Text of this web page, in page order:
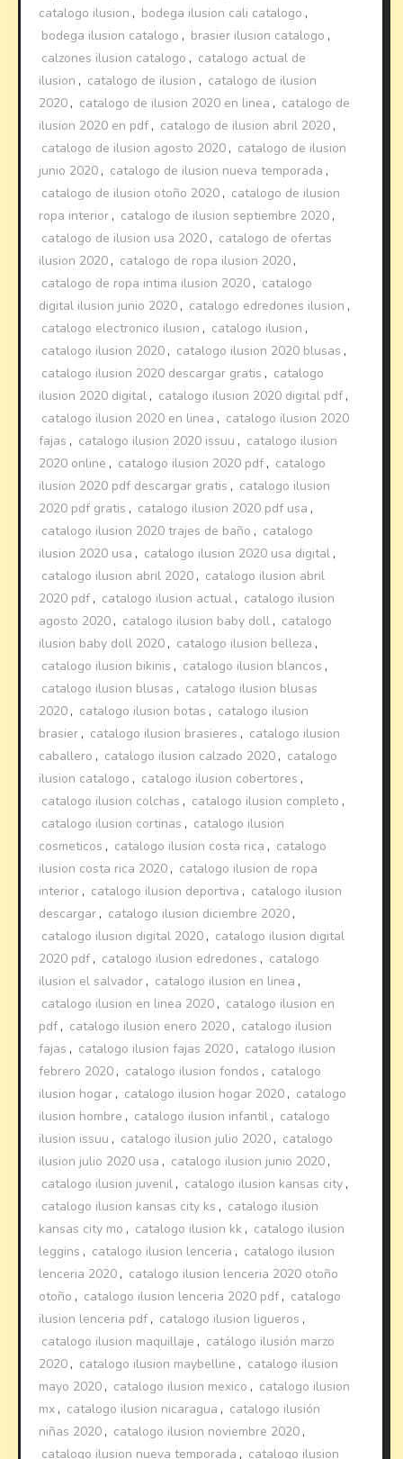
catalogo ilusion , bodega ilusion cali catalogo ,
bodega ilusion catalogo , brasier ilusion catalogo ,
calzones ilusion catalogo , catalogo actual de
ilusion , catalogo de ilusion , catalogo de ilusion
2020 , catalogo de ilusion 2020 en linea , catalogo de
ilusion 2020 en pdf , catalogo de ilusion abril 2020 ,
catalogo de ilusion agosto 2020 , catalogo de ilusion
junio 2020 , catalogo de ilusion nueva temporada ,
catalogo de ilusion otoño 2020 , catalogo de ilusion
ropa interior , catalogo de ilusion septiembre 2020 ,
catalogo de ilusion usa 2020 , catalogo de ofertas
ilusion 2020 , catalogo de ropa ilusion 2020 ,
catalogo de ropa intima ilusion 2020 , catalogo
digital ilusion junio 2020 , catalogo edredones ilusion ,
catalogo electronico ilusion , catalogo ilusion ,
catalogo ilusion 2020 , catalogo ilusion 2020 blusas ,
catalogo ilusion 2020 descargar gratis , catalogo
ilusion 2020 digital , catalogo ilusion 2020 digital pdf ,
catalogo ilusion 2020 en linea , catalogo ilusion 2020
fajas , catalogo ilusion 2020 issuu , catalogo ilusion
2020 online , catalogo ilusion 2020 pdf , catalogo
ilusion 2020 pdf descargar gratis , catalogo ilusion
2020 pdf gratis , catalogo ilusion 2020 pdf usa ,
catalogo ilusion 2020 trajes de baño , catalogo
ilusion 2020 usa , catalogo ilusion 2020 usa digital ,
catalogo ilusion abril 2020 , catalogo ilusion abril
2020 pdf , catalogo ilusion actual , catalogo ilusion
agosto 2020 , catalogo ilusion baby doll , catalogo
ilusion baby doll 2020 , catalogo ilusion belleza ,
catalogo ilusion bikinis , catalogo ilusion blancos ,
catalogo ilusion blusas , catalogo ilusion blusas
2020 , catalogo ilusion botas , catalogo ilusion
brasier , catalogo ilusion brasieres , catalogo ilusion
caballero , catalogo ilusion calzado 2020 , catalogo
ilusion catalogo , catalogo ilusion cobertores ,
catalogo ilusion colchas , catalogo ilusion completo ,
catalogo ilusion cortinas , catalogo ilusion
cosmeticos , catalogo ilusion costa rica , catalogo
ilusion costa rica 2020 , catalogo ilusion de ropa
interior , catalogo ilusion deportiva , catalogo ilusion
descargar , catalogo ilusion diciembre 2020 ,
catalogo ilusion digital 2020 , catalogo ilusion digital
2020 pdf , catalogo ilusion edredones , catalogo
ilusion el salvador , catalogo ilusion en linea ,
catalogo ilusion en linea 2020 , catalogo ilusion en
pdf , catalogo ilusion enero 2020 , catalogo ilusion
fajas , catalogo ilusion fajas 2020 , catalogo ilusion
febrero 2020 , catalogo ilusion fondos , catalogo
ilusion hogar , catalogo ilusion hogar 2020 , catalogo
ilusion hombre , catalogo ilusion infantil , catalogo
ilusion issuu , catalogo ilusion julio 2020 , catalogo
ilusion julio 2020 usa , catalogo ilusion junio 2020 ,
catalogo ilusion juvenil , catalogo ilusion kansas city ,
catalogo ilusion kansas city ks , catalogo ilusion
kansas city mo , catalogo ilusion kk , catalogo ilusion
leggins , catalogo ilusion lenceria , catalogo ilusion
lenceria 2020 , catalogo ilusion lenceria 2020 otoño
otoño , catalogo ilusion lenceria 2020 pdf , catalogo
ilusion lenceria pdf , catalogo ilusion ligueros ,
catalogo ilusion maquillaje , catálogo ilusión marzo
2020 , catalogo ilusion maybelline , catalogo ilusion
mayo 2020 , catalogo ilusion mexico , catalogo ilusion
mx , catalogo ilusion nicaragua , catalogo ilusión
niñas 2020 , catalogo ilusion noviembre 2020 ,
catalogo ilusion nueva temporada , catalogo ilusion